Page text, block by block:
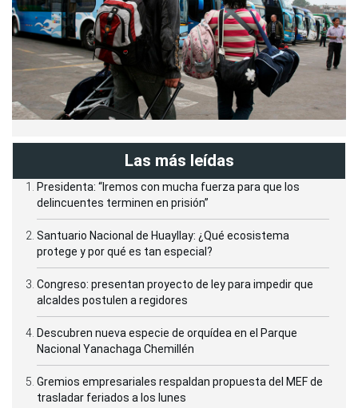
Las más leídas
Presidenta: “Iremos con mucha fuerza para que los
delincuentes terminen en prisión”
Santuario Nacional de Huayllay: ¿Qué ecosistema
protege y por qué es tan especial?
Congreso: presentan proyecto de ley para impedir que
alcaldes postulen a regidores
Descubren nueva especie de orquídea en el Parque
Nacional Yanachaga Chemillén
Gremios empresariales respaldan propuesta del MEF de
trasladar feriados a los lunes